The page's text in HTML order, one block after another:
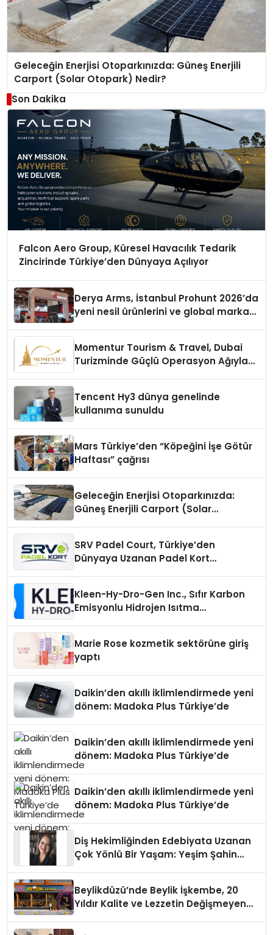
Geleceğin Enerjisi Otoparkınızda: Güneş Enerjili
Carport (Solar Otopark) Nedir?
Son Dakika
Falcon Aero Group, Küresel Havacılık Tedarik
Zincirinde Türkiye’den Dünyaya Açılıyor
Derya Arms, İstanbul Prohunt 2026’da
yeni nesil ürünlerini ve global marka
Momentur Tourism & Travel, Dubai
Turizminde Güçlü Operasyon Ağıyla
Tencent Hy3 dünya genelinde
kullanıma sunuldu
Mars Türkiye’den “Köpeğini İşe Götür
Haftası” çağrısı
Geleceğin Enerjisi Otoparkınızda:
Güneş Enerjili Carport (Solar
SRV Padel Court, Türkiye’den
Dünyaya Uzanan Padel Kort
Kleen-Hy-Dro-Gen Inc., Sıfır Karbon
Emisyonlu Hidrojen Isıtma
Marie Rose kozmetik sektörüne giriş
yaptı
Daikin’den akıllı iklimlendirmede yeni
dönem: Madoka Plus Türkiye’de
Daikin’den akıllı iklimlendirmede yeni
dönem: Madoka Plus Türkiye’de
Daikin’den akıllı iklimlendirmede yeni
dönem: Madoka Plus Türkiye’de
Diş Hekimliğinden Edebiyata Uzanan
Çok Yönlü Bir Yaşam: Yeşim Şahin
Beylikdüzü’nde Beylik İşkembe, 20
Yıldır Kalite ve Lezzetin Değişmeyen